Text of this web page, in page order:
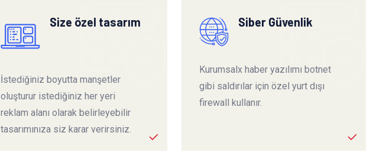
Size özel tasarım
İstediğiniz boyutta manşetler
oluşturur istediğiniz her yeri
reklam alanı olarak belirleyebilir
tasarımınıza siz karar verirsiniz.
Siber Güvenlik
Kurumsalx haber yazılımı botnet
gibi saldırılar için özel yurt dışı
firewall kullanır.